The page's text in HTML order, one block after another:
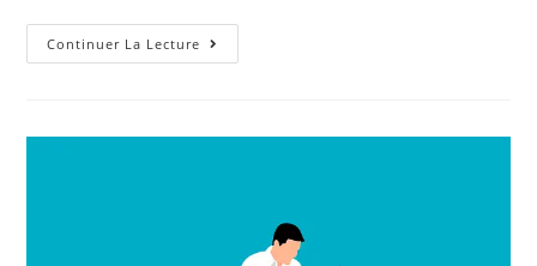
Continuer La Lecture